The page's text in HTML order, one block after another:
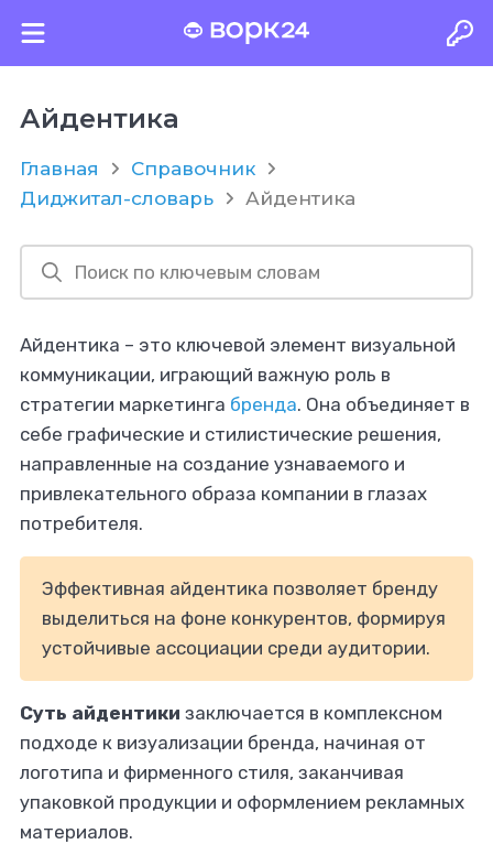
Айдентика
Главная
Справочник
Диджитал-словарь
Айдентика
Айдентика – это ключевой элемент визуальной
коммуникации, играющий важную роль в
стратегии маркетинга бренда. Она объединяет в
себе графические и стилистические решения,
направленные на создание узнаваемого и
привлекательного образа компании в глазах
потребителя.
Эффективная айдентика позволяет бренду
выделиться на фоне конкурентов, формируя
устойчивые ассоциации среди аудитории.
Суть айдентики заключается в комплексном
подходе к визуализации бренда, начиная от
логотипа и фирменного стиля, заканчивая
упаковкой продукции и оформлением рекламных
материалов.